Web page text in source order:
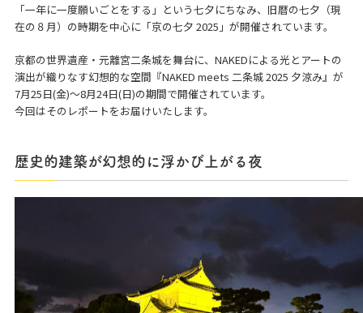
「一年に一度願いごとをする」という七夕にちなみ、旧暦の七夕（現
在の８月）の時期を中心に「京の七夕 2025」が開催されています。
京都の世界遺産・元離宮二条城を舞台に、NAKEDによる光とアートの
演出が織りなす幻想的な空間『NAKED meets 二条城 2025 夕涼み』が
7月25日(金)〜8月24日(日)の期間で開催されています。
今回はそのレポートをお届けいたします。
歴史的建築が幻想的に浮かび上がる夜